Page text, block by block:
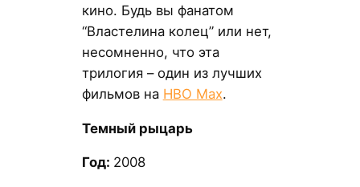
кино. Будь вы фанатом
“Властелина колец” или нет,
несомненно, что эта
трилогия – один из лучших
фильмов на HBO Max.
Темный рыцарь
Год: 2008